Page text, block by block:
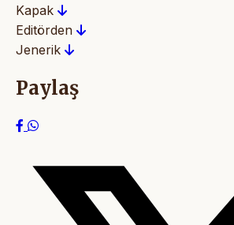
Kapak
Editörden
Jenerik
Paylaş